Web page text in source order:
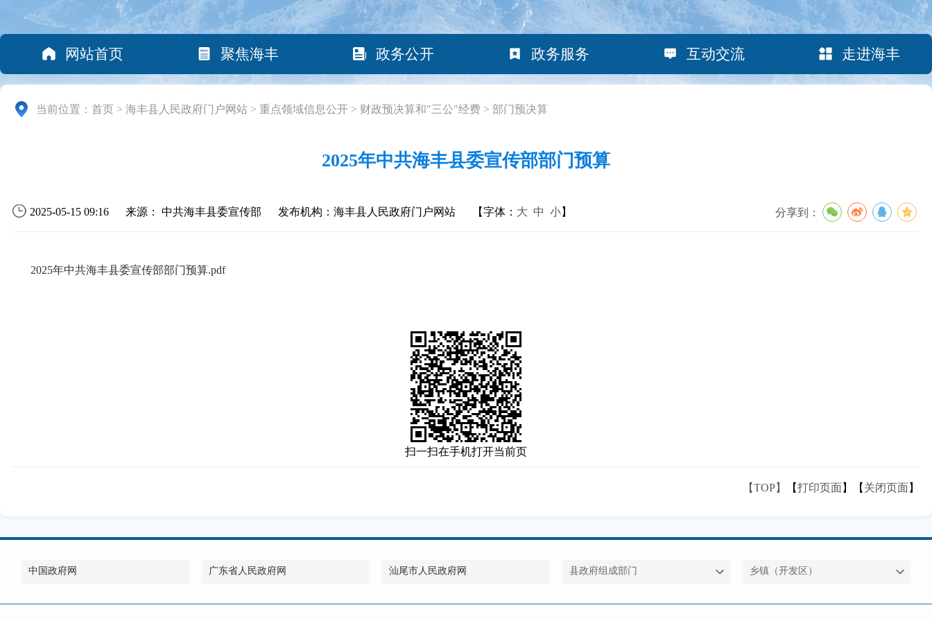
网站首页 聚焦海丰 政务公开 政务服务 互动交流 走进海丰
当前位置： 首页 > 海丰县人民政府门户网站 > 重点领域信息公开 > 财政预决算和"三公"经费 > 部门预决算
2025年中共海丰县委宣传部部门预算
2025-05-15 09:16 来源： 中共海丰县委宣传部 发布机构：海丰县人民政府门户网站 【字体： 大 中 小】 分享到：
2025年中共海丰县委宣传部部门预算.pdf
扫一扫在手机打开当前页
【TOP】 【打印页面】【 关闭页面】
中国政府网 广东省人民政府网 汕尾市人民政府网 县政府组成部门 乡镇（开发区）